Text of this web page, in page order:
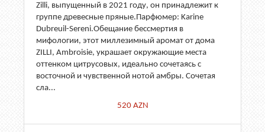
Zilli, выпущенный в 2021 году, он принадлежит к
группе древесные пряные.Парфюмер: Karine
Dubreuil-Sereni.Обещание бессмертия в
мифологии, этот миллезимный аромат от дома
ZILLI, Ambroisie, украшает окружающие места
оттенком цитрусовых, идеально сочетаясь с
восточной и чувственной нотой амбры. Сочетая
сла...
520AZN